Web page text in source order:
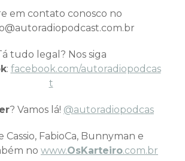
em contato conosco no
tudo legal? Nos siga
: facebook.com/autoradiopodcas
t
? Vamos lá! @autoradiopodcas
Cassio, FabioCa, Bunnyman e
no www.OsKarteiro.com.br